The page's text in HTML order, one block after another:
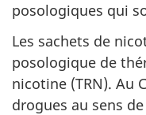
posologiques qui
Les sachets de
posologique de
nicotine (TRN). Au
drogues au sens